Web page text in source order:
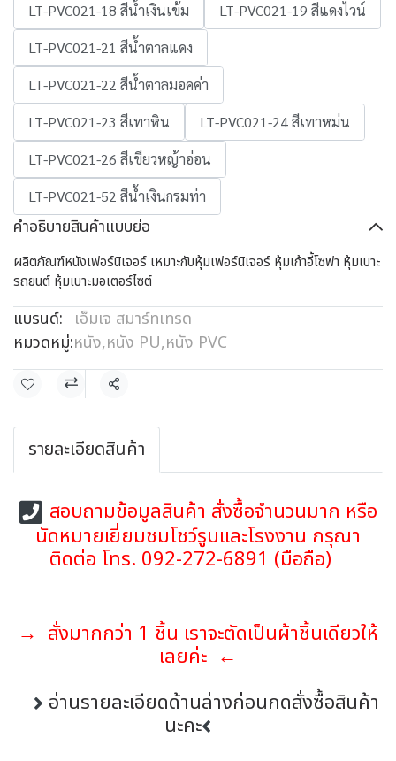
LT-PVC021-18 สีน้ำเงินเข้ม
LT-PVC021-19 สีแดงไวน์
LT-PVC021-21 สีน้ำตาลแดง
LT-PVC021-22 สีน้ำตาลมอคค่า
LT-PVC021-23 สีเทาหิน
LT-PVC021-24 สีเทาหม่น
LT-PVC021-26 สีเขียวหญ้าอ่อน
LT-PVC021-52 สีน้ำเงินกรมท่า
คำอธิบายสินค้าแบบย่อ
ผลิตภัณฑ์หนังเฟอร์นิเจอร์ เหมาะกับหุ้มเฟอร์นิเจอร์ หุ้มเก้าอี้โซฟา หุ้มเบาะ
รถยนต์ หุ้มเบาะมอเตอร์ไซต์
แบรนด์: เอ็มเจ สมาร์ทเทรด
หมวดหมู่:หนัง,หนัง PU,หนัง PVC
แชร์
รายละเอียดสินค้า
สอบถามข้อมูลสินค้า สั่งซื้อจำนวนมาก หรือ
นัดหมายเยี่ยมชมโชว์รูมและโรงงาน กรุณา
ติดต่อ โทร. 092-272-6891 (มือถือ)
→ สั่งมากกว่า 1 ชิ้น เราจะตัดเป็นผ้าชิ้นเดียวให้
เลยค่ะ ←
อ่านรายละเอียดด้านล่างก่อนกดสั่งซื้อสินค้า
นะคะ